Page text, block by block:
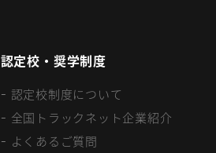
認定校・奨学制度
認定校制度について
全国トラックネット企業紹介
よくあるご質問